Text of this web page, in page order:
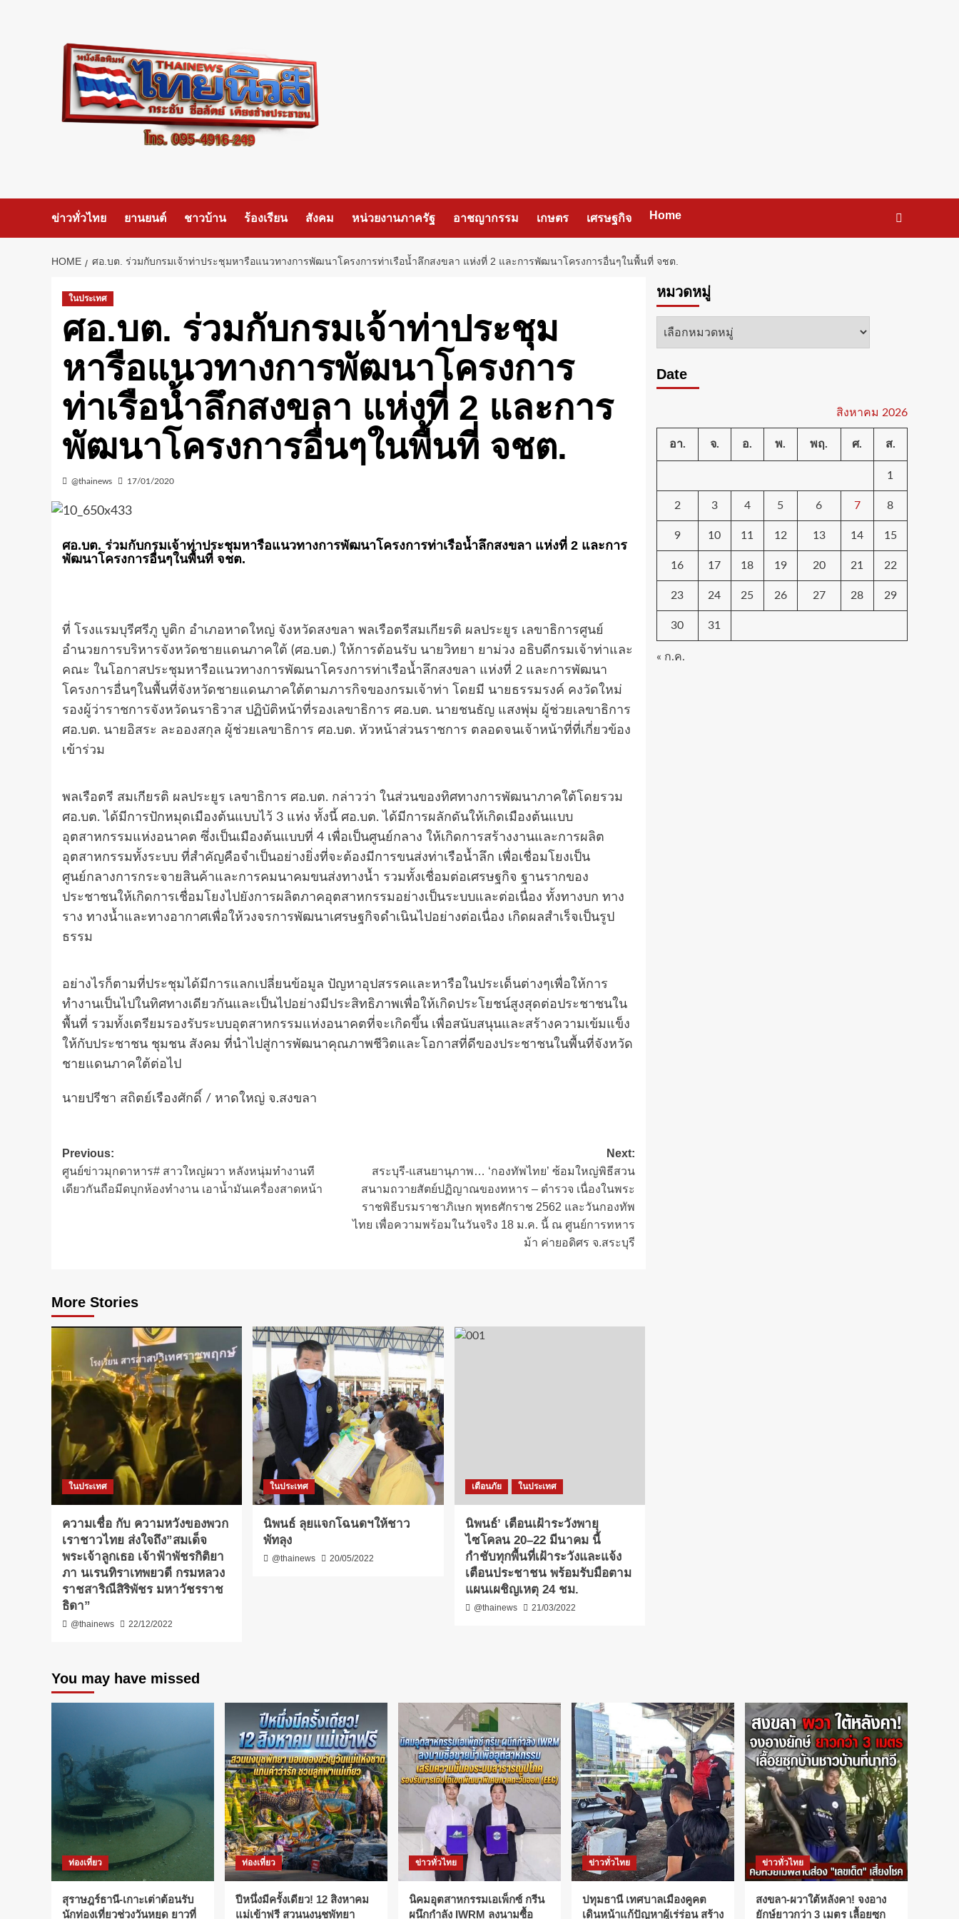
ข่าวทั่วไทย ยานยนต์ ชาวบ้าน ร้องเรียน สังคม หน่วยงานภาครัฐ อาชญากรรม เกษตร เศรษฐกิจ Home
HOME ศอ.บต. ร่วมกับกรมเจ้าท่าประชุมหารือแนวทางการพัฒนาโครงการท่าเรือน้ำลึกสงขลา แห่งที่ 2 และการพัฒนาโครงการอื่นๆในพื้นที่ จชต.
ในประเทศ
ศอ.บต. ร่วมกับกรมเจ้าท่าประชุม
หารือแนวทางการพัฒนาโครงการ
ท่าเรือน้ำลึกสงขลา แห่งที่ 2 และการ
พัฒนาโครงการอื่นๆในพื้นที่ จชต.
@thainews 17/01/2020
ศอ.บต. ร่วมกับกรมเจ้าท่าประชุมหารือแนวทางการพัฒนาโครงการท่าเรือน้ำลึกสงขลา แห่งที่ 2 และการ
พัฒนาโครงการอื่นๆในพื้นที่ จชต.
ที่ โรงแรมบุรีศรีภู บูติก อำเภอหาดใหญ่ จังหวัดสงขลา พลเรือตรีสมเกียรติ ผลประยูร เลขาธิการศูนย์
อำนวยการบริหารจังหวัดชายแดนภาคใต้ (ศอ.บต.) ให้การต้อนรับ นายวิทยา ยาม่วง อธิบดีกรมเจ้าท่าและ
คณะ ในโอกาสประชุมหารือแนวทางการพัฒนาโครงการท่าเรือน้ำลึกสงขลา แห่งที่ 2 และการพัฒนา
โครงการอื่นๆในพื้นที่จังหวัดชายแดนภาคใต้ตามภารกิจของกรมเจ้าท่า โดยมี นายธรรมรงค์ คงวัดใหม่
รองผู้ว่าราชการจังหวัดนราธิวาส ปฏิบัติหน้าที่รองเลขาธิการ ศอ.บต. นายชนธัญ แสงพุ่ม ผู้ช่วยเลขาธิการ
ศอ.บต. นายอิสระ ละอองสกุล ผู้ช่วยเลขาธิการ ศอ.บต. หัวหน้าส่วนราชการ ตลอดจนเจ้าหน้าที่ที่เกี่ยวข้อง
เข้าร่วม
พลเรือตรี สมเกียรติ ผลประยูร เลขาธิการ ศอ.บต. กล่าวว่า ในส่วนของทิศทางการพัฒนาภาคใต้โดยรวม
ศอ.บต. ได้มีการปักหมุดเมืองต้นแบบไว้ 3 แห่ง ทั้งนี้ ศอ.บต. ได้มีการผลักดันให้เกิดเมืองต้นแบบ
อุตสาหกรรมแห่งอนาคต ซึ่งเป็นเมืองต้นแบบที่ 4 เพื่อเป็นศูนย์กลาง ให้เกิดการสร้างงานและการผลิต
อุตสาหกรรมทั้งระบบ ที่สำคัญคือจำเป็นอย่างยิ่งที่จะต้องมีการขนส่งท่าเรือน้ำลึก เพื่อเชื่อมโยงเป็น
ศูนย์กลางการกระจายสินค้าและการคมนาคมขนส่งทางน้ำ รวมทั้งเชื่อมต่อเศรษฐกิจ ฐานรากของ
ประชาชนให้เกิดการเชื่อมโยงไปยังการผลิตภาคอุตสาหกรรมอย่างเป็นระบบและต่อเนื่อง ทั้งทางบก ทาง
ราง ทางน้ำและทางอากาศเพื่อให้วงจรการพัฒนาเศรษฐกิจดำเนินไปอย่างต่อเนื่อง เกิดผลสำเร็จเป็นรูป
ธรรม
อย่างไรก็ตามที่ประชุมได้มีการแลกเปลี่ยนข้อมูล ปัญหาอุปสรรคและหารือในประเด็นต่างๆเพื่อให้การ
ทำงานเป็นไปในทิศทางเดียวกันและเป็นไปอย่างมีประสิทธิภาพเพื่อให้เกิดประโยชน์สูงสุดต่อประชาชนใน
พื้นที่ รวมทั้งเตรียมรองรับระบบอุตสาหกรรมแห่งอนาคตที่จะเกิดขึ้น เพื่อสนับสนุนและสร้างความเข้มแข็ง
ให้กับประชาชน ชุมชน สังคม ที่นำไปสู่การพัฒนาคุณภาพชีวิตและโอกาสที่ดีของประชาชนในพื้นที่จังหวัด
ชายแดนภาคใต้ต่อไป
นายปรีชา สถิตย์เรืองศักดิ์ / หาดใหญ่ จ.สงขลา
Post
navigation
Previous:
ศูนย์ข่าวมุกดาหาร# สาวใหญ่ผวา หลังหนุ่มทำงานที
เดียวกันถือมีดบุกห้องทำงาน เอาน้ำมันเครื่องสาดหน้า
Next:
สระบุรี-แสนยานุภาพ… ‘กองทัพไทย’ ซ้อมใหญ่พิธีสวน
สนามถวายสัตย์ปฏิญาณของทหาร – ตำรวจ เนื่องในพระ
ราชพิธีบรมราชาภิเษก พุทธศักราช 2562 และวันกองทัพ
ไทย เพื่อความพร้อมในวันจริง 18 ม.ค. นี้ ณ ศูนย์การทหาร
ม้า ค่ายอดิศร จ.สระบุรี
More Stories
ในประเทศ
ความเชื่อ กับ​ ความหวังของพวก
เราชาวไทย ส่งใจถึง”สมเด็จ
พระเจ้าลูกเธอ เจ้าฟ้าพัชรกิติยา
ภา นเรนทิราเทพยวดี กรมหลวง
ราชสาริณีสิริพัชร มหาวัชรราช
ธิดา”
@thainews 22/12/2022
ในประเทศ
นิพนธ์ ลุยแจกโฉนดฯให้ชาว
พัทลุง
@thainews 20/05/2022
เตือนภัย ในประเทศ
นิพนธ์’ เตือนเฝ้าระวังพายุ
ไซโคลน 20–22 มีนาคม นี้
กำชับทุกพื้นที่เฝ้าระวังและแจ้ง
เตือนประชาชน พร้อมรับมือตาม
แผนเผชิญเหตุ 24 ชม.
@thainews 21/03/2022
หมวดหมู่
หมวด
Date
สิงหาคม 2026
อา. จ. อ. พ. พฤ. ศ. ส.
1
2 3 4 5 6 7 8
9 10 11 12 13 14 15
16 17 18 19 20 21 22
23 24 25 26 27 28 29
30 31
« ก.ค.
You may have missed
ท่องเที่ยว
สุราษฎร์ธานี-เกาะเต่าต้อนรับ
นักท่องเที่ยวช่วงวันหยุด ยาวที่
ท่องเที่ยว
ปีหนึ่งมีครั้งเดียว! 12 สิงหาคม
แม่เข้าฟรี สวนนงนุชพัทยา
ข่าวทั่วไทย
​นิคมอุตสาหกรรมเอเพ็กซ์ กรีน
ผนึกกำลัง IWRM ลงนามซื้อ
ข่าวทั่วไทย
ปทุมธานี เทศบาลเมืองคูคต
เดินหน้าแก้ปัญหาผู้เร่ร่อน สร้าง
ข่าวทั่วไทย
สงขลา-ผวาใต้หลังคา! จงอาง
ยักษ์ยาวกว่า 3 เมตร เลื้อยซุก